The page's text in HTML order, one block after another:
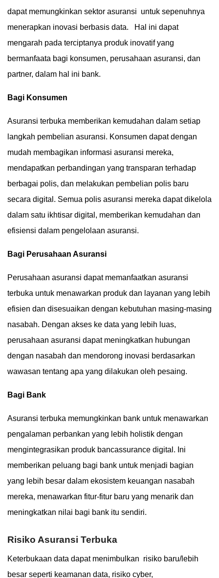
dapat memungkinkan sektor asuransi untuk sepenuhnya
menerapkan inovasi berbasis data. Hal ini dapat
mengarah pada terciptanya produk inovatif yang
bermanfaata bagi konsumen, perusahaan asuransi, dan
partner, dalam hal ini bank.
Bagi Konsumen
Asuransi terbuka memberikan kemudahan dalam setiap
langkah pembelian asuransi. Konsumen dapat dengan
mudah membagikan informasi asuransi mereka,
mendapatkan perbandingan yang transparan terhadap
berbagai polis, dan melakukan pembelian polis baru
secara digital. Semua polis asuransi mereka dapat dikelola
dalam satu ikhtisar digital, memberikan kemudahan dan
efisiensi dalam pengelolaan asuransi.
Bagi Perusahaan Asuransi
Perusahaan asuransi dapat memanfaatkan asuransi
terbuka untuk menawarkan produk dan layanan yang lebih
efisien dan disesuaikan dengan kebutuhan masing-masing
nasabah. Dengan akses ke data yang lebih luas,
perusahaan asuransi dapat meningkatkan hubungan
dengan nasabah dan mendorong inovasi berdasarkan
wawasan tentang apa yang dilakukan oleh pesaing.
Bagi Bank
Asuransi terbuka memungkinkan bank untuk menawarkan
pengalaman perbankan yang lebih holistik dengan
mengintegrasikan produk bancassurance digital. Ini
memberikan peluang bagi bank untuk menjadi bagian
yang lebih besar dalam ekosistem keuangan nasabah
mereka, menawarkan fitur-fitur baru yang menarik dan
meningkatkan nilai bagi bank itu sendiri.
Risiko Asuransi Terbuka
Keterbukaan data dapat menimbulkan risiko baru/lebih
besar seperti keamanan data, risiko cyber,